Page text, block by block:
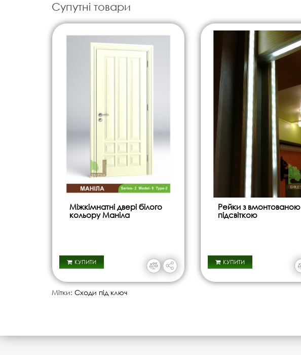
Супутні товари
Міжкімнатні двері білого
кольору Маніла
КУПИТИ
Рейки з вмонтованою
підсвіткою
КУПИТИ
Мітки: Сходи під ключ